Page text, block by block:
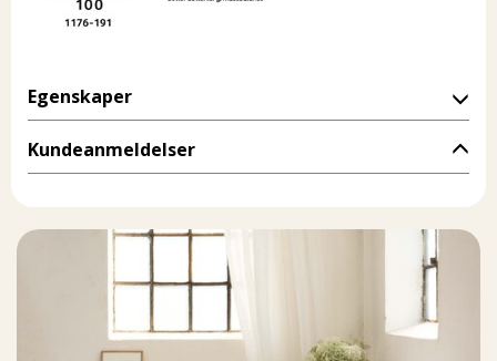
Egenskaper
Kundeanmeldelser